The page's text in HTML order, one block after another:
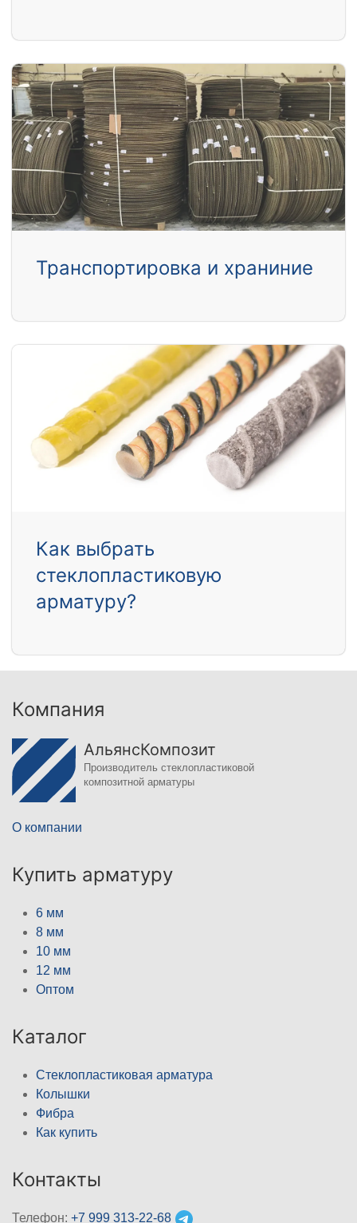
Транспортировка и храниние
Как выбрать
стеклопластиковую
арматуру?
Компания
АльянсКомпозит
Производитель стеклопластиковой
композитной арматуры
О компании
Купить арматуру
6 мм
8 мм
10 мм
12 мм
Оптом
Каталог
Стеклопластиковая арматура
Колышки
Фибра
Как купить
Контакты
Телефон: +7 999 313-22-68